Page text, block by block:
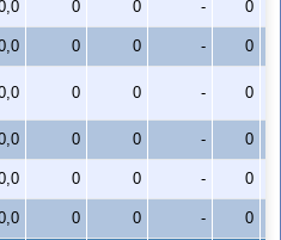
0 0 -
0
0 0 -
0
0 0 - 0
0 0 -
0
0 0 -
0
0 0 - 0